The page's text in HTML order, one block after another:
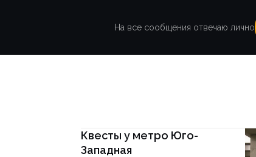
На все сообщения отвечаю лично
Квесты у метро Юго-
Западная